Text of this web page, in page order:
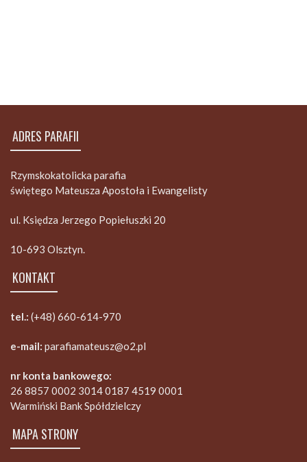
ADRES PARAFII
Rzymskokatolicka parafia
świętego Mateusza Apostoła i Ewangelisty
ul. Księdza Jerzego Popiełuszki 20
10-693 Olsztyn.
KONTAKT
tel.: (+48) 660-614-970
e-mail: parafiamateusz@o2.pl
nr konta bankowego:
26 8857 0002 3014 0187 4519 0001
Warmiński Bank Spółdzielczy
MAPA STRONY